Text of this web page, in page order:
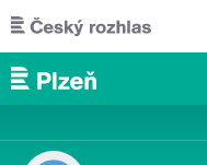
Přejít k hlavnímu obsahu